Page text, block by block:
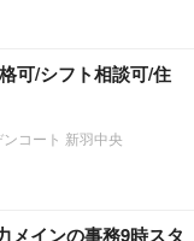
可/シフト相談可/住
コート 新羽中央
メインの事務9時スタ